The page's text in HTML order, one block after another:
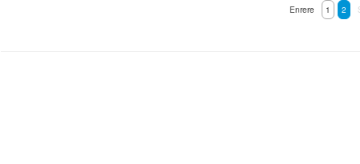
Enrere 1 2